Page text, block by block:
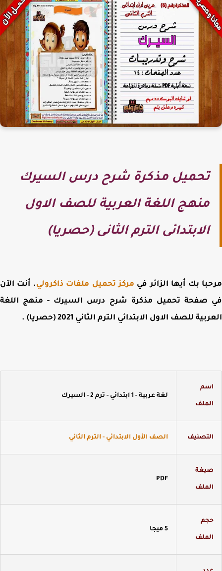
تحميل مذكرة شرح درس السيرك
منهج اللغة العربية للصف الاول
الابتدائى الترم الثانى (حصريا)
بك أيها الزائر فيمركز تحميل ملفات ذاكرولي. أنت الآن
صفحةتحميل مذكرة شرح درس السيرك - منهج اللغة
للصف الاول الابتدائي الترم الثاني 2021
(حصريا) .
اسم
الملف
لغة عربية - 1 ابتدائي - ترم 2 - السيرك
التصنيف الصف الأول الابتدائي - الترم الثاني
صيغة
الملف
PDF
حجم
الملف